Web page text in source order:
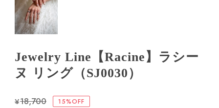
Jewelry Line【Racine】ラシー
ヌ リング（SJ0030）
¥18,700 15%OFF